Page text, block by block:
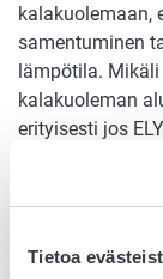
Tietoa
kalakuolemaan,
samentuminen
lämpötila.
kalakuoleman
erityisesti jos
heti
tarpeen toimia
kalakuoleman